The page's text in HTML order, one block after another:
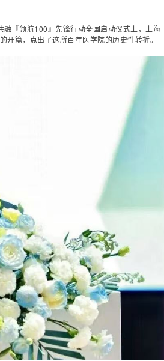
融『领航100』先锋行动全国启动仪式上，上海
篇，点出了这所百年医学院的历史性转折。